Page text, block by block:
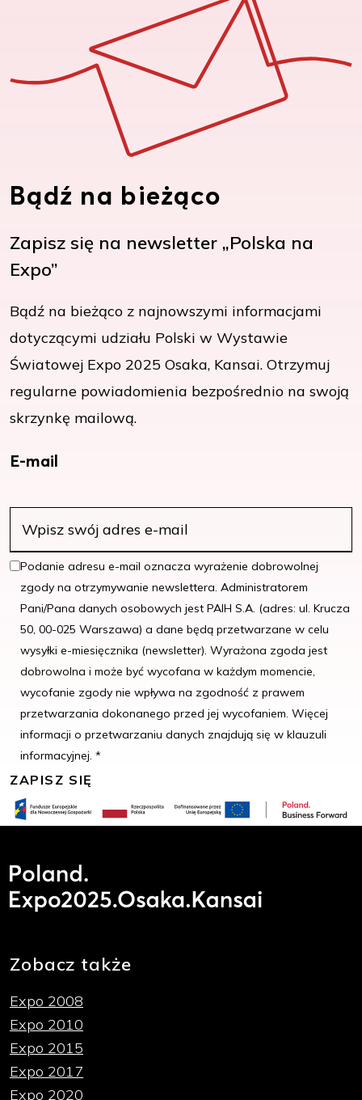
Bądź na bieżąco
Zapisz się na newsletter „Polska na
Expo”
Bądź na bieżąco z najnowszymi informacjami
dotyczącymi udziału Polski w Wystawie
Światowej Expo 2025 Osaka, Kansai. Otrzymuj
regularne powiadomienia bezpośrednio na swoją
skrzynkę mailową.
E-mail
Podanie adresu e-mail oznacza wyrażenie dobrowolnej
zgody na otrzymywanie newslettera. Administratorem
Pani/Pana danych osobowych jest PAIH S.A. (adres: ul. Krucza
50, 00-025 Warszawa) a dane będą przetwarzane w celu
wysyłki e-miesięcznika (newsletter). Wyrażona zgoda jest
dobrowolna i może być wycofana w każdym momencie,
wycofanie zgody nie wpływa na zgodność z prawem
przetwarzania dokonanego przed jej wycofaniem. Więcej
informacji o przetwarzaniu danych znajdują się w klauzuli
informacyjnej. *
Zobacz także
Expo 2008
Expo 2010
Expo 2015
Expo 2017
Expo 2020